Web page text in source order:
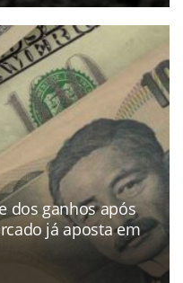
dos ganhos após
já aposta em